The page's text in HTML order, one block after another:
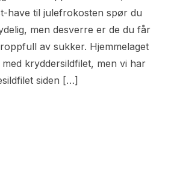
have til julefrokosten spør du
men desverre er de du får
av sukker. Hjemmelaget
kryddersildfilet, men vi har
siden […]